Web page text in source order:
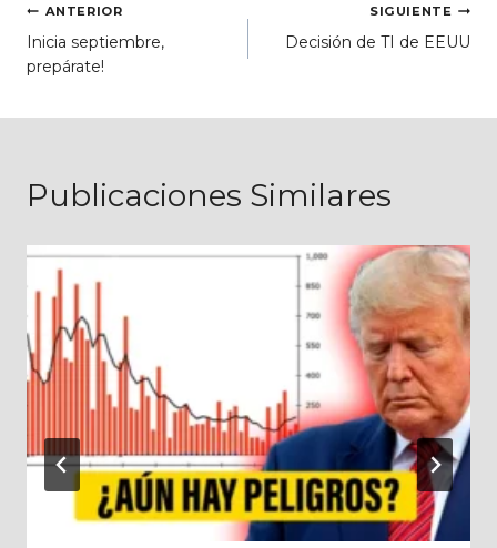
Navegación
de
entradas
ANTERIOR
Inicia septiembre,
prepárate!
SIGUIENTE
Decisión de TI de EEUU
Publicaciones Similares